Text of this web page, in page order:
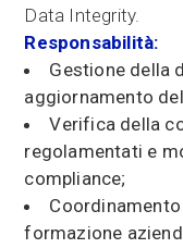
Data Integrity.
Responsabilità:
Gestione della
aggiornamento
Verifica della
regolamentati e
compliance;
formazione